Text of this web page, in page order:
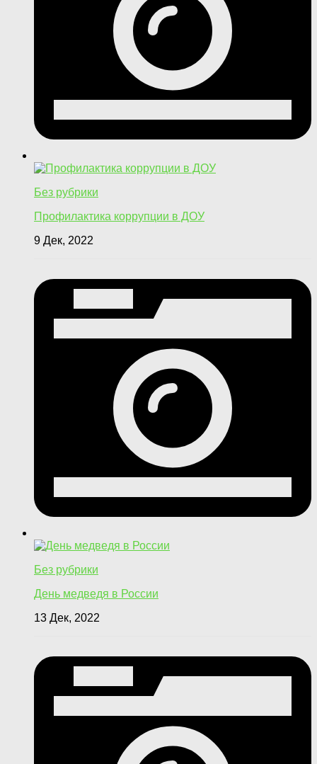
Без рубрики
Профилактика коррупции в ДОУ
9 Дек, 2022
Без рубрики
День медведя в России
13 Дек, 2022